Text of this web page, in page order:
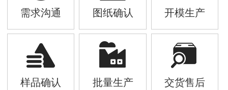
需求沟通 图纸确认 开模生产
样品确认 批量生产 交货售后